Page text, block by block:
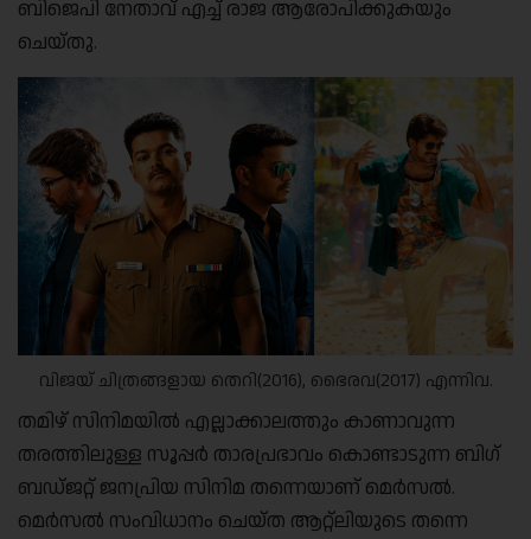
ബിജെപി നേതാവ് എച്ച് രാജ ആരോപിക്കുകയും
ചെയ്തു.
വിജയ് ചിത്രങ്ങളായ തെറി(2016), ഭൈരവ(2017) എന്നിവ.
തമിഴ് സിനിമയില്‍ എല്ലാക്കാലത്തും കാണാവുന്ന
തരത്തിലുള്ള സൂപ്പര്‍ താരപ്രഭാവം കൊണ്ടാടുന്ന ബിഗ്
ബഡ്ജറ്റ് ജനപ്രിയ സിനിമ തന്നെയാണ് മെര്‍സല്‍.
മെര്‍സല്‍ സംവിധാനം ചെയ്ത ആറ്റ്ലിയുടെ തന്നെ